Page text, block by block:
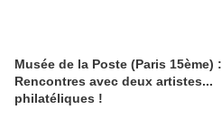
Musée de la Poste (Paris 15ème) :
Rencontres avec deux artistes...
philatéliques !